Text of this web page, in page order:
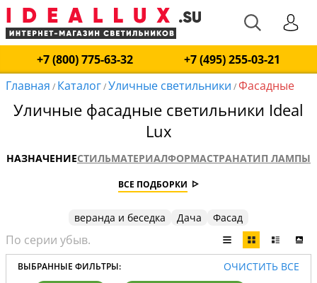
+7 (800) 775-63-32
+7 (495) 255-03-21
Главная / Каталог/Уличные светильники /Фасадные
Уличные фасадные светильники Ideal
Lux
НАЗНАЧЕНИЕСТИЛЬМАТЕРИАЛФОРМАСТРАНАТИП ЛАМПЫ
ВСЕ ПОДБОРКИ
веранда и беседка Дача Фасад
ВЫБРАННЫЕ ФИЛЬТРЫ: ОЧИСТИТЬ ВСЕ